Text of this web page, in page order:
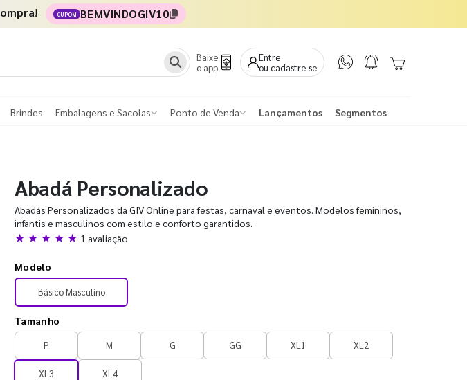
! CUPOM BEMVINDOGIV10
Baixe
o app
Entre
ou cadastre-se
Brindes Embalagens e Sacolas Ponto de Venda Lançamentos Segmentos
Abadá Personalizado
Abadás Personalizados da GIV Online para festas, carnaval e eventos. Modelos femininos,
infantis e masculinos com estilo e conforto garantidos.
★ ★ ★ ★ ★ 1 avaliação
Modelo
Básico Masculino
Tamanho
P M G GG XL1 XL2
XL3 XL4